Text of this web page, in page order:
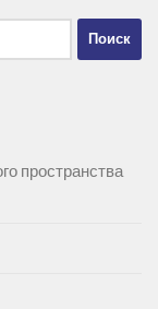
пространства